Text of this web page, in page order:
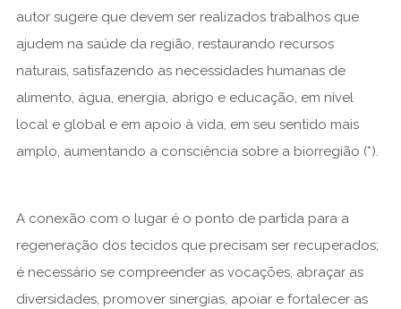
autor sugere que devem ser realizados trabalhos que
ajudem na saúde da região, restaurando recursos
naturais, satisfazendo as necessidades humanas de
alimento, água, energia, abrigo e educação, em nível
local e global e em apoio à vida, em seu sentido mais
amplo, aumentando a consciência sobre a biorregião (*).
A conexão com o lugar é o ponto de partida para a
regeneração dos tecidos que precisam ser recuperados;
é necessário se compreender as vocações, abraçar as
diversidades, promover sinergias, apoiar e fortalecer as